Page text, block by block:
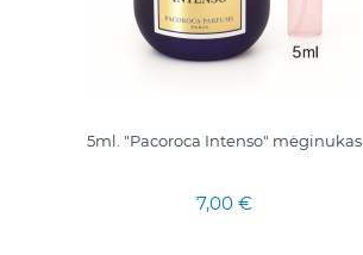
5ml. "Pacoroca Intenso" mėginukas
7,00 €